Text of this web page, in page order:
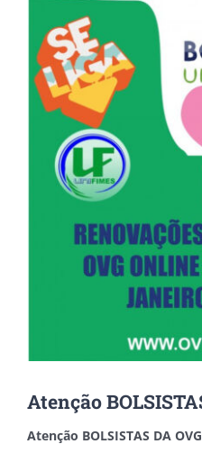
Larger
Image
Atenção
Atenção BOLSISTAS DA